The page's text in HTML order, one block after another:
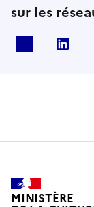
sur les
MINISTÈRE